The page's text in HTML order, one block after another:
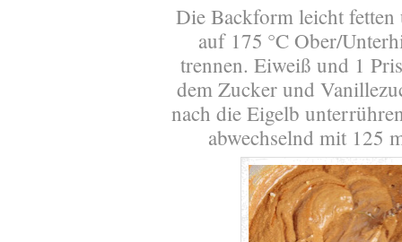
Die Backform leicht
auf 175 °C Ober/
trennen. Eiweiß und 1
dem Zucker und
nach die Eigelb
abwechselnd mit 125